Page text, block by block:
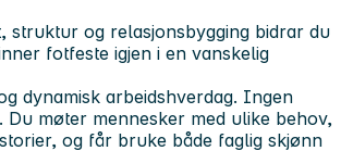
struktur og relasjonsbygging bidrar du
fotfeste igjen i en vanskelig
dynamisk arbeidshverdag. Ingen
møter mennesker med ulike behov,
og får bruke både faglig skjønn